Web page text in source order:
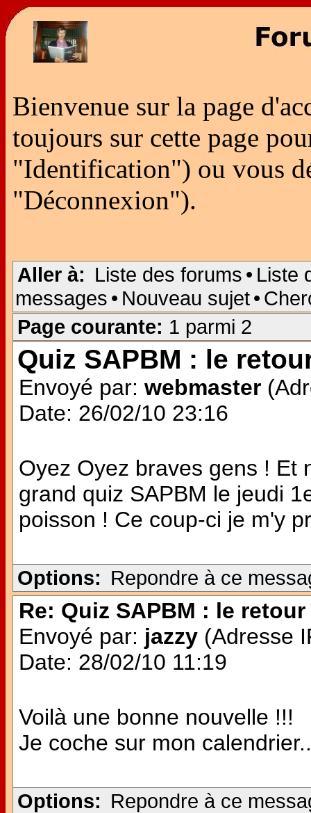
Bienvenue sur la page
toujours sur cette page
"Identification") ou vous
"Déconnexion").
Aller à: Liste des forums • Liste
messages • Nouveau sujet•
Page courante: 1 parmi 2
Quiz SAPBM : le
Envoyé par: webmaster
Date: 26/02/10 23:16
Oyez Oyez braves gens ! Et
grand quiz SAPBM le jeudi
poisson ! Ce coup-ci je m'y
Options: Repondre à ce
Re: Quiz SAPBM : le retour
Envoyé par: jazzy (Adresse
Date: 28/02/10 11:19
Voilà une bonne nouvelle !!!
Je coche sur mon
Options: Repondre à ce